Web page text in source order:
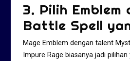
3. Pilih Emblem
Battle Spell
Mage Emblem dengan talent
Impure Rage biasanya jadi